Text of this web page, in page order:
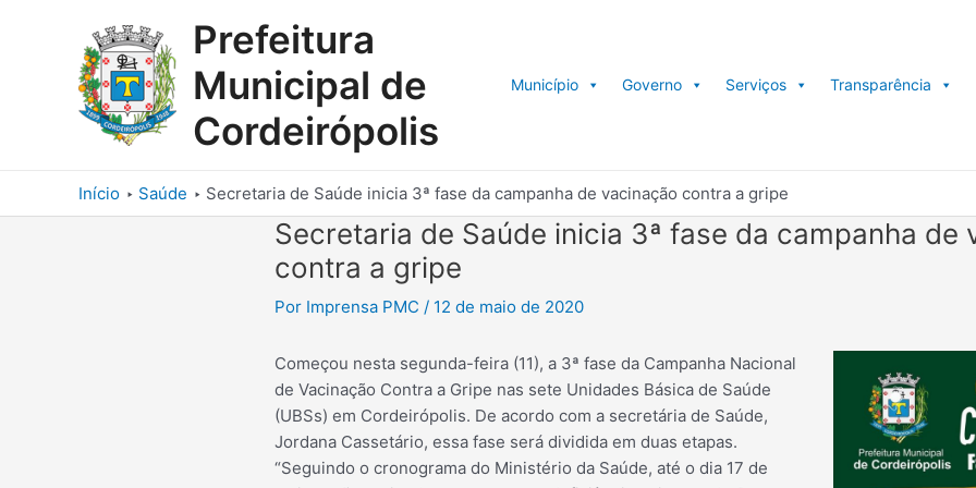
Prefeitura
Municipal de
Cordeirópolis
Município Governo Serviços Transparência
Início Saúde Secretaria de Saúde inicia 3ª fase da campanha de vacinação contra a gripe
Secretaria de Saúde inicia 3ª fase da campanha de
contra a gripe
Por Imprensa PMC / 12 de maio de 2020
Começou nesta segunda-feira (11), a 3ª fase da Campanha Nacional
de Vacinação Contra a Gripe nas sete Unidades Básica de Saúde
(UBSs) em Cordeirópolis. De acordo com a secretária de Saúde,
Jordana Cassetário, essa fase será dividida em duas etapas.
“Seguindo o cronograma do Ministério da Saúde, até o dia 17 de